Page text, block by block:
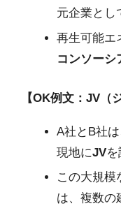
元企業とし
再生可能エ
コンソーシ
【OK例文：JV（
A社とB社
現地にJV
この大規模
は、複数の